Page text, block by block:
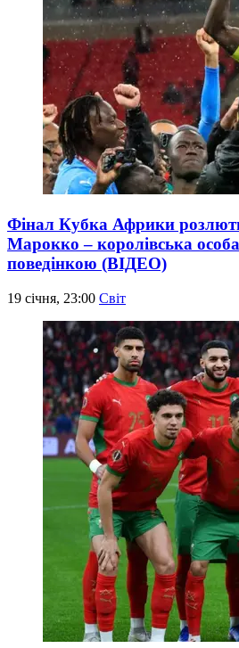
Фінал Кубка Африки
Марокко – королівська
поведінкою (ВІДЕО)
19 січня, 23:00 Світ